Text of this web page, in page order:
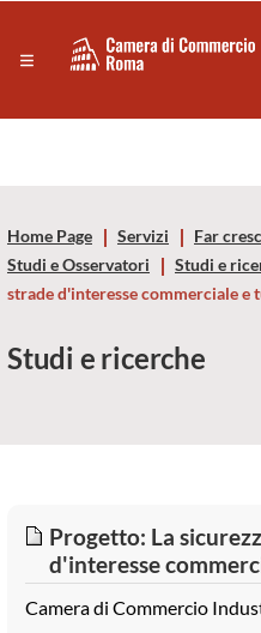
Servizi
Risorse Principali
di
Roma
-
Home Page Servizi
Far
Studi e Osservatori
Studi e
strade d'interesse commerciale e
Studi e ricerche
Progetto: La
d'interesse
Camera di Commercio